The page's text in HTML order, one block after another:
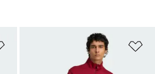
Přidat do seznamu přání